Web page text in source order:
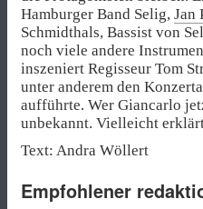
Hamburger Band Selig, Jan
Schmidthals, Bassist von
noch viele andere
inszeniert Regisseur Tom
unter anderem den
aufführte. Wer Giancarlo
unbekannt. Vielleicht
Text: Andra Wöllert
Empfohlener